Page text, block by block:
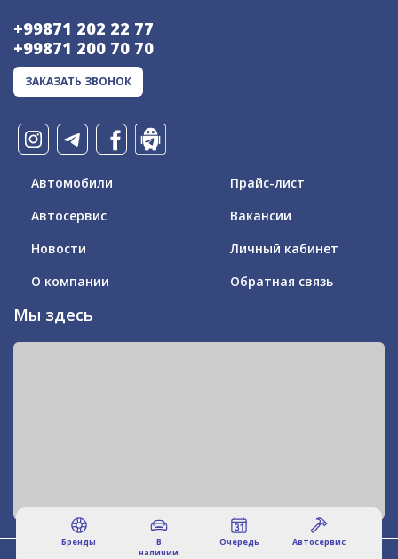
Бренды
В
наличии
Очередь Автосервис
+99871 202 22 77
+99871 200 70 70
ЗАКАЗАТЬ ЗВОНОК
Автомобили
Автосервис
Новости
О компании
Прайс-лист
Вакансии
Личный кабинет
Обратная связь
Мы здесь